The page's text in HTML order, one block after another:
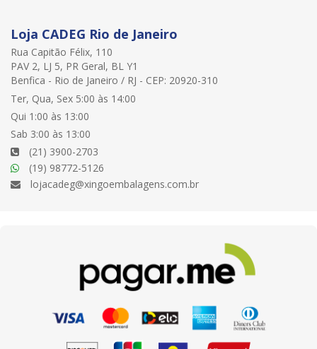
Loja CADEG Rio de Janeiro
Rua Capitão Félix, 110
PAV 2, LJ 5, PR Geral, BL Y1
Benfica - Rio de Janeiro / RJ - CEP: 20920-310
Ter, Qua, Sex 5:00 às 14:00
Qui 1:00 às 13:00
Sab 3:00 às 13:00
(21) 3900-2703
(19) 98772-5126
lojacadeg@xingoembalagens.com.br